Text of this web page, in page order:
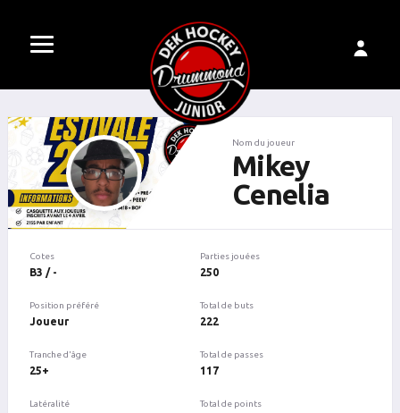
Nom du joueur
Mikey
Cenelia
Cotes
B3 / -
Position préféré
Joueur
Tranche d'âge
25+
Latéralité
Parties jouées
250
Total de buts
222
Total de passes
117
Total de points